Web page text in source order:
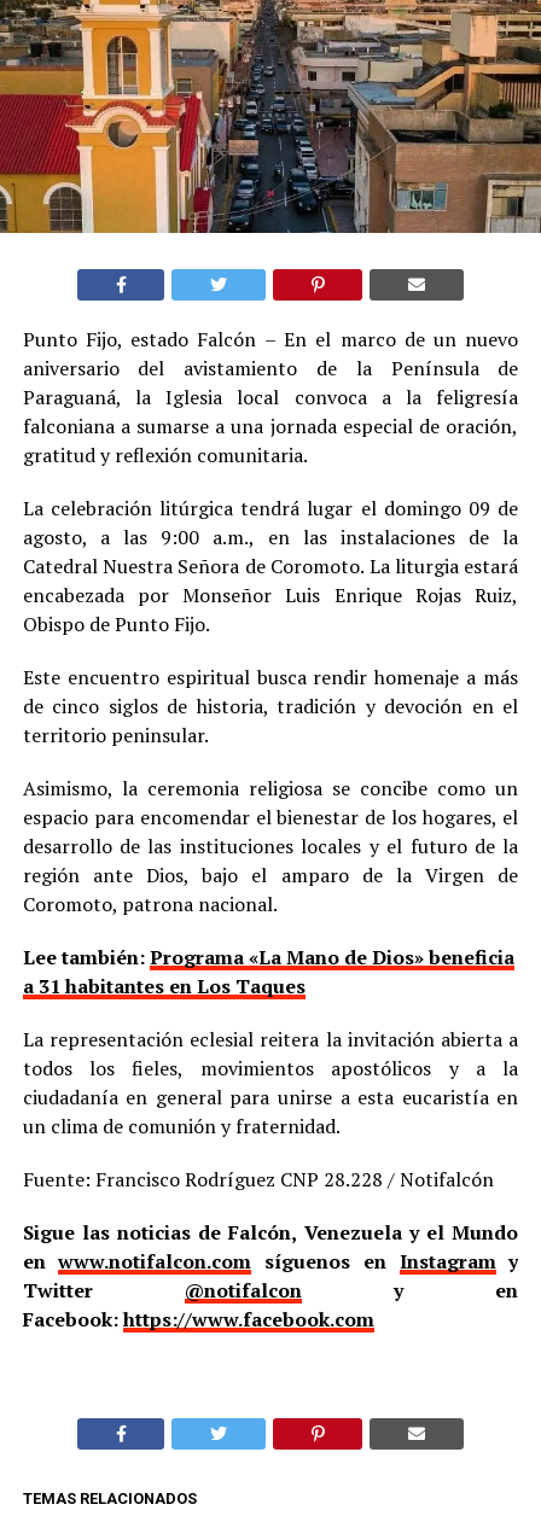
Punto Fijo, estado Falcón – En el marco de un nuevo
aniversario del avistamiento de la Península de
Paraguaná, la Iglesia local convoca a la feligresía
falconiana a sumarse a una jornada especial de oración,
gratitud y reflexión comunitaria.
La celebración litúrgica tendrá lugar el domingo 09 de
agosto, a las 9:00 a.m., en las instalaciones de la
Catedral Nuestra Señora de Coromoto. La liturgia estará
encabezada por Monseñor Luis Enrique Rojas Ruiz,
Obispo de Punto Fijo.
Este encuentro espiritual busca rendir homenaje a más
de cinco siglos de historia, tradición y devoción en el
territorio peninsular.
Asimismo, la ceremonia religiosa se concibe como un
espacio para encomendar el bienestar de los hogares, el
desarrollo de las instituciones locales y el futuro de la
región ante Dios, bajo el amparo de la Virgen de
Coromoto, patrona nacional.
Lee también:Programa «La Mano de Dios» beneficia
a 31 habitantes en Los Taques
La representación eclesial reitera la invitación abierta a
todos los fieles, movimientos apostólicos y a la
ciudadanía en general para unirse a esta eucaristía en
un clima de comunión y fraternidad.
Fuente: Francisco Rodríguez CNP 28.228 / Notifalcón
Sigue las noticias de Falcón, Venezuela y el Mundo
enwww.notifalcon.com síguenos en Instagramy
Twitter @notifalcony en
Facebook:https://www.facebook.com
TEMAS RELACIONADOS